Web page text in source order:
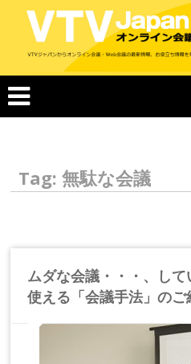
へ
ス
Tag: 無駄な会議
ムダな会議・・・、し
使える「会議手法」のご